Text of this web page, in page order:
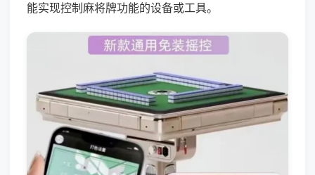
能实现控制麻将牌功能的设备或工具。